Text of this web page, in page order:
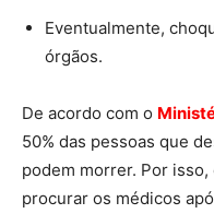
Eventualmente,
órgãos.
De acordo com o
50% das pessoas que
podem morrer. Por
procurar os médicos